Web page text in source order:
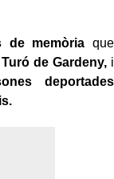
de memòria que
de Gardeny,i
deportades